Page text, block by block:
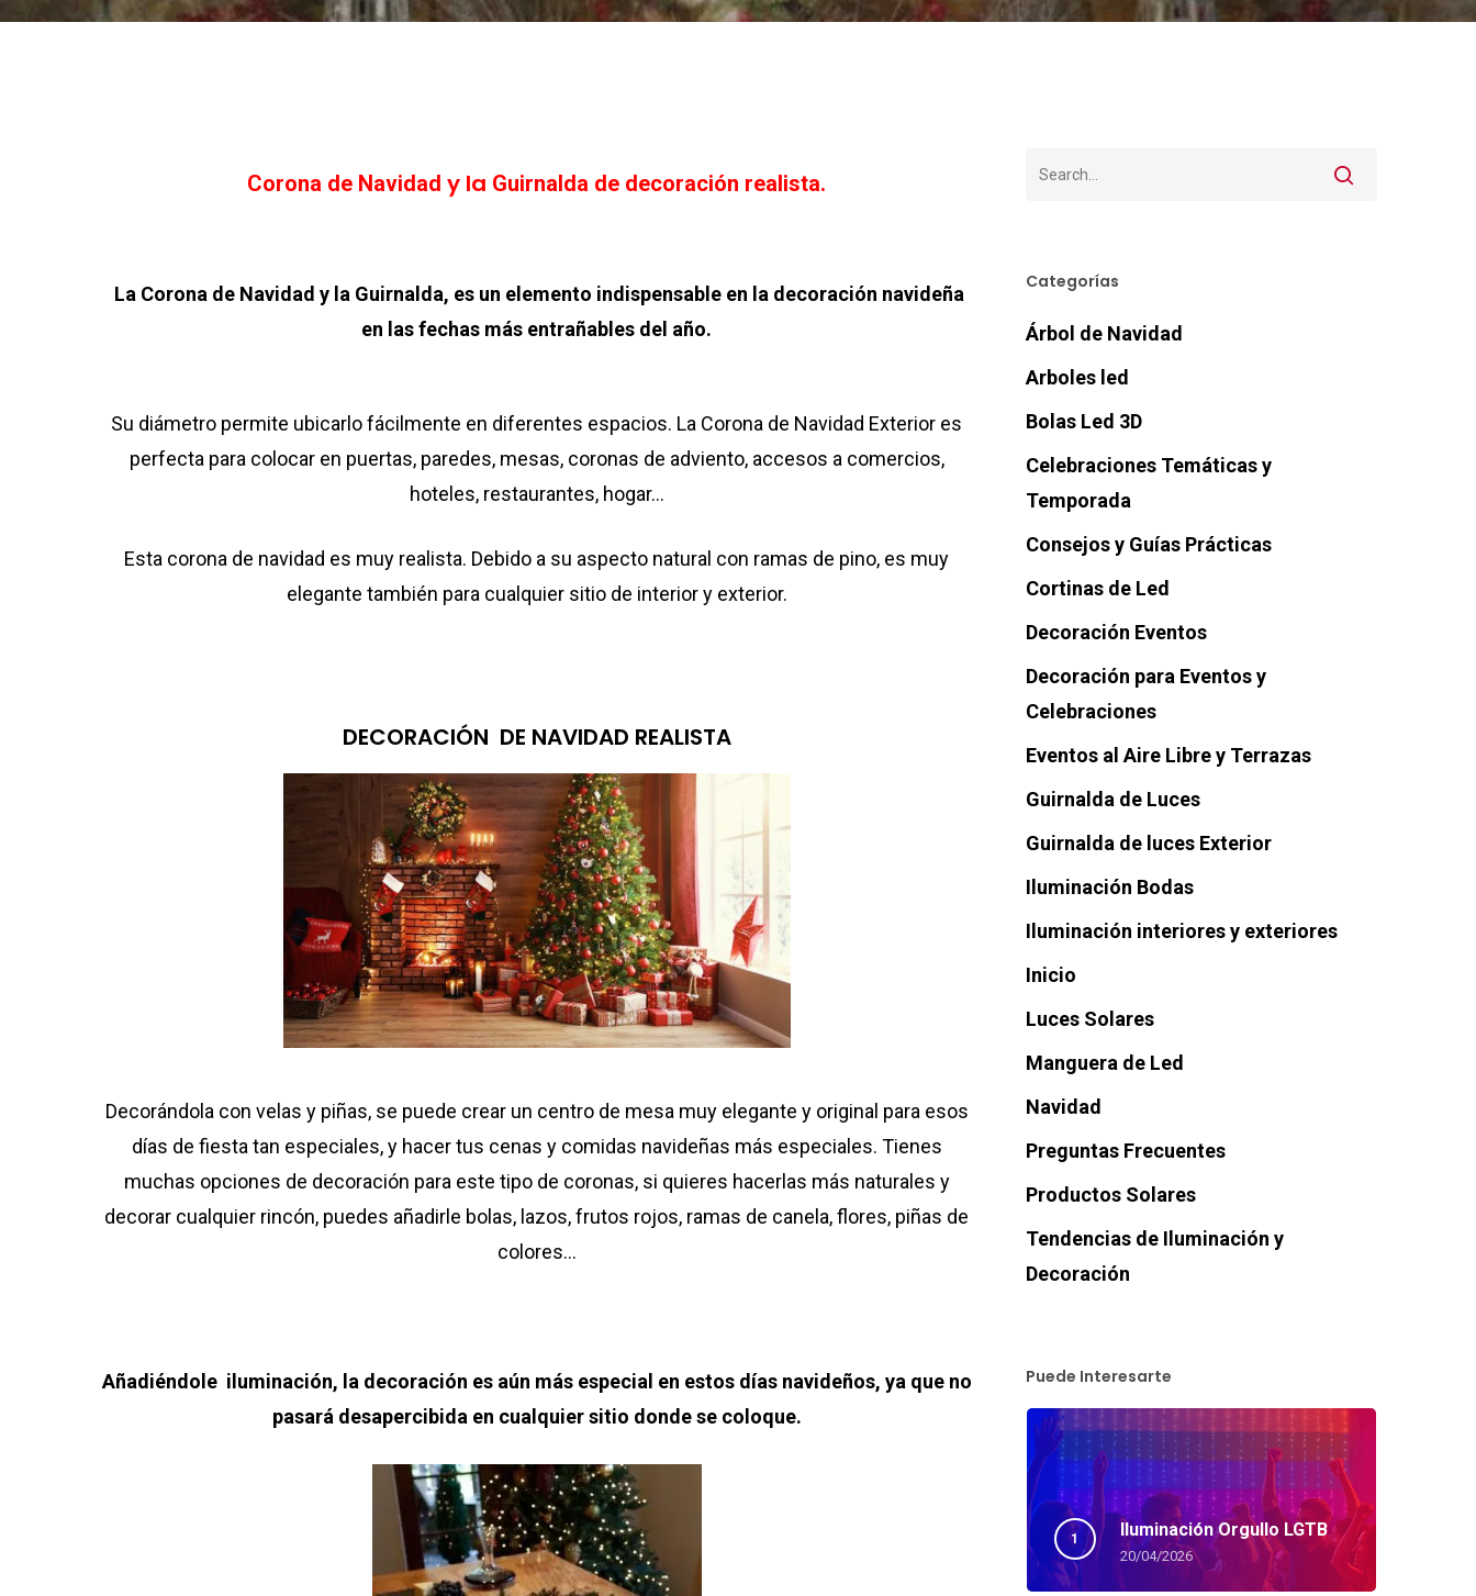
Corona de Navidad y la Guirnalda de decoración realista.
La Corona de Navidad y la Guirnalda, es un elemento indispensable en la decoración navideña
en las fechas más entrañables del año.
Su diámetro permite ubicarlo fácilmente en diferentes espacios. La Corona de Navidad Exterior es
perfecta para colocar en puertas, paredes, mesas, coronas de adviento, accesos a comercios,
hoteles, restaurantes, hogar…
Esta corona de navidad es muy realista. Debido a su aspecto natural con ramas de pino, es muy
elegante también para cualquier sitio de interior y exterior.
DECORACIÓN DE NAVIDAD REALISTA
Decorándola con velas y piñas, se puede crear un centro de mesa muy elegante y original para esos
días de fiesta tan especiales, y hacer tus cenas y comidas navideñas más especiales. Tienes
muchas opciones de decoración para este tipo de coronas, si quieres hacerlas más naturales y
decorar cualquier rincón, puedes añadirle bolas, lazos, frutos rojos, ramas de canela, flores, piñas de
colores…
Añadiéndole iluminación, la decoración es aún más especial en estos días navideños, ya que no
pasará desapercibida en cualquier sitio donde se coloque.
Categorías
Árbol de Navidad
Arboles led
Bolas Led 3D
Celebraciones Temáticas y
Temporada
Consejos y Guías Prácticas
Cortinas de Led
Decoración Eventos
Decoración para Eventos y
Celebraciones
Eventos al Aire Libre y Terrazas
Guirnalda de Luces
Guirnalda de luces Exterior
Iluminación Bodas
Iluminación interiores y exteriores
Inicio
Luces Solares
Manguera de Led
Navidad
Preguntas Frecuentes
Productos Solares
Tendencias de Iluminación y
Decoración
Puede Interesarte
Iluminación Orgullo LGTB
20/04/2026